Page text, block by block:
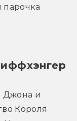
Джона и
Короля